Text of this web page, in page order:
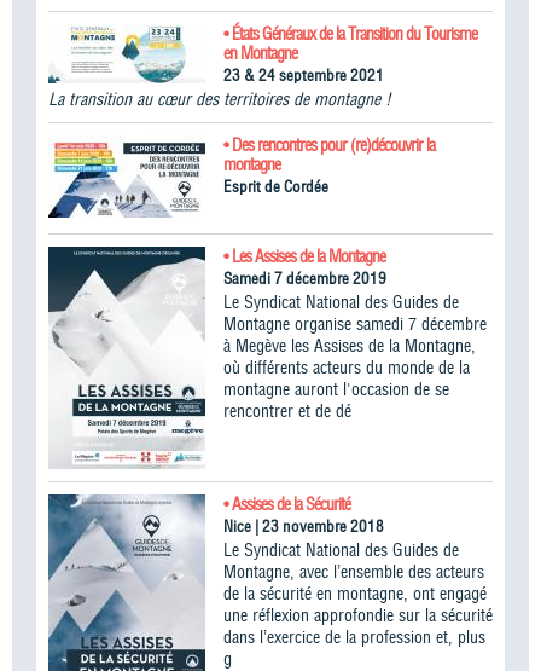
• États Généraux de la Transition du Tourisme
en Montagne
23 & 24 septembre 2021
La transition au cœur des territoires de montagne !
• Des rencontres pour (re)découvrir la
montagne
Esprit de Cordée
• Les Assises de la Montagne
Samedi 7 décembre 2019
Le Syndicat National des Guides de
Montagne organise samedi 7 décembre
à Megève les Assises de la Montagne,
où différents acteurs du monde de la
montagne auront l'occasion de se
rencontrer et de dé
• Assises de la Sécurité
Nice | 23 novembre 2018
Le Syndicat National des Guides de
Montagne, avec l’ensemble des acteurs
de la sécurité en montagne, ont engagé
une réflexion approfondie sur la sécurité
dans l’exercice de la profession et, plus
g